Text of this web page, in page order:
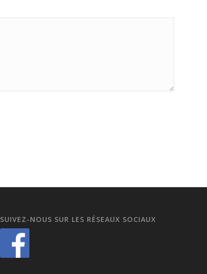
SUIVEZ-NOUS SUR LES RÉSEAUX SOCIAUX